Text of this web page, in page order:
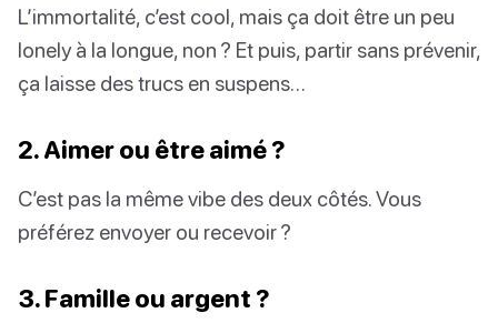
L’immortalité, c’est cool, mais ça doit être un peu
lonely à la longue, non ? Et puis, partir sans prévenir,
ça laisse des trucs en suspens…
2. Aimer ou être aimé ?
C’est pas la même vibe des deux côtés. Vous
préférez envoyer ou recevoir ?
3. Famille ou argent ?